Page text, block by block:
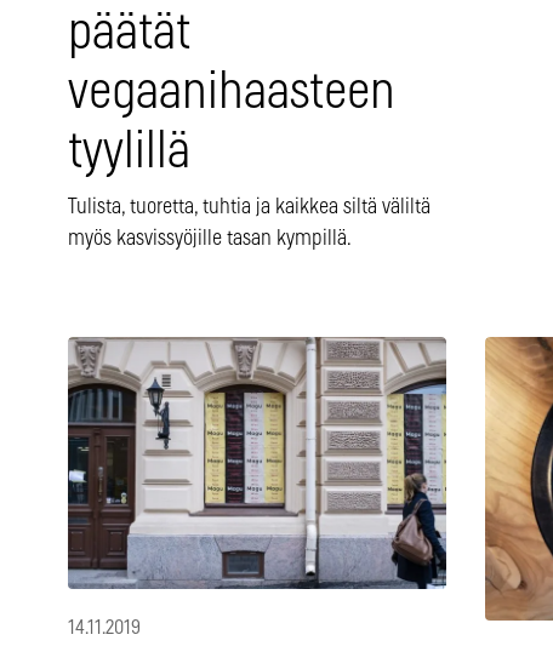
päätät
vegaanihaasteen
tyylillä
Tulista, tuoretta, tuhtia ja kaikkea siltä väliltä
myös kasvissyöjille tasan kympillä.
14.11.2019